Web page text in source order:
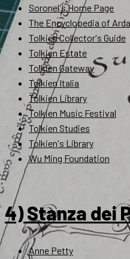
Soronel's Home Page
The Encyclopedia of Arda
Tolkien Collector's Guide
Tolkien Estate
Tolkien Gateway
Tolkien Italia
Tolkien Library
Tolkien Music Festival
Tolkien Studies
Tolkien's Library
Wu Ming Foundation
4) Stanza dei
Anne Petty